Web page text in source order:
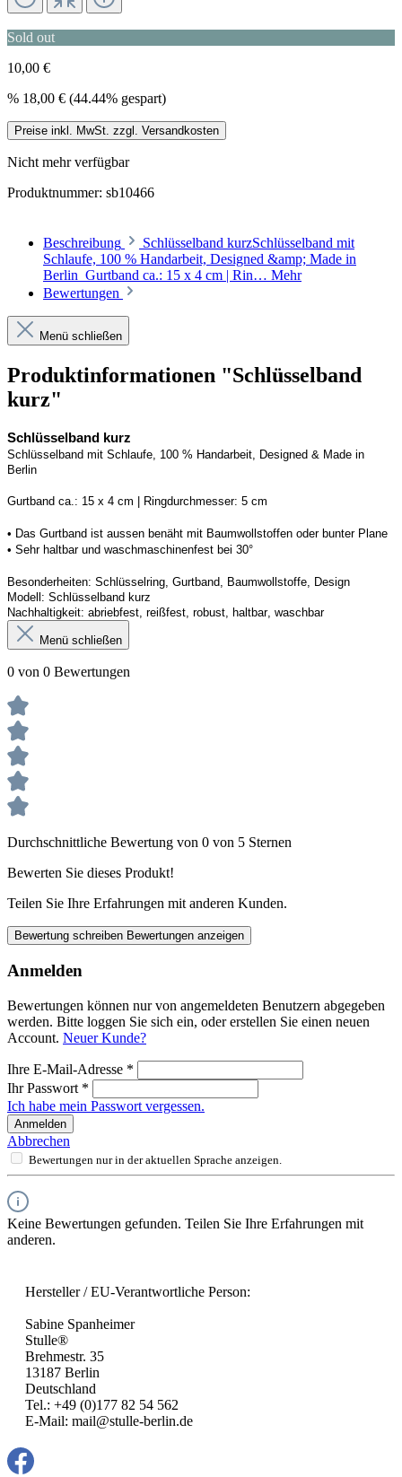
Sold out
10,00 €
% 18,00 € (44.44% gespart)
Preise inkl. MwSt. zzgl. Versandkosten
Nicht mehr verfügbar
Produktnummer: sb10466
Beschreibung
Schlüsselband kurzSchlüsselband mit
Schlaufe, 100 % Handarbeit, Designed &amp; Made in
Berlin Gurtband ca.: 15 x 4 cm | Rin… Mehr
Bewertungen
Menü schließen
Produktinformationen "Schlüsselband
kurz"
Schlüsselband kurz
Schlüsselband mit Schlaufe, 100 % Handarbeit, Designed & Made in
Berlin
Gurtband ca.: 15 x 4 cm | Ringdurchmesser: 5 cm
• Das Gurtband ist aussen benäht mit Baumwollstoffen oder bunter Plane
• Sehr haltbar und waschmaschinenfest bei 30°
Besonderheiten: Schlüsselring, Gurtband, Baumwollstoffe, Design
Modell: Schlüsselband kurz
Nachhaltigkeit: abriebfest, reißfest, robust, haltbar, waschbar
Menü schließen
0 von 0 Bewertungen
Durchschnittliche Bewertung von 0 von 5 Sternen
Bewerten Sie dieses Produkt!
Teilen Sie Ihre Erfahrungen mit anderen Kunden.
Bewertung schreiben Bewertungen anzeigen
Anmelden
Bewertungen können nur von angemeldeten Benutzern abgegeben
werden. Bitte loggen Sie sich ein, oder erstellen Sie einen neuen
Account. Neuer Kunde?
Ihre E-Mail-Adresse *
Ihr Passwort *
Ich habe mein Passwort vergessen.
Anmelden
Abbrechen
Bewertungen nur in der aktuellen Sprache anzeigen.
Keine Bewertungen gefunden. Teilen Sie Ihre Erfahrungen mit
anderen.
Hersteller / EU-Verantwortliche Person:
Sabine Spanheimer
Stulle®
Brehmestr. 35
13187 Berlin
Deutschland
Tel.: +49 (0)177 82 54 562
E-Mail: mail@stulle-berlin.de